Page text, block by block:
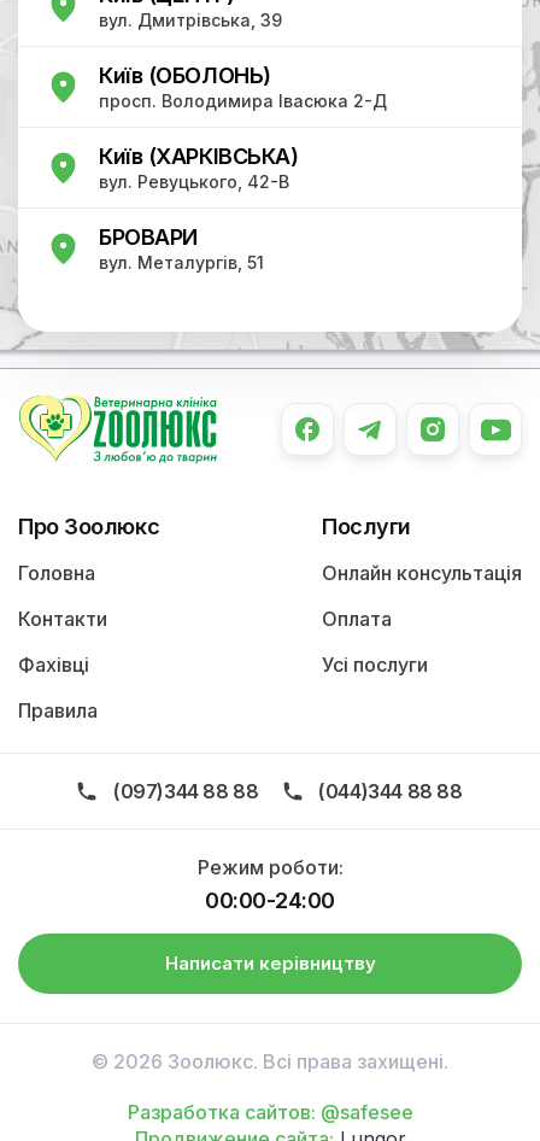
вул. Дмитрівська, 39
Київ (ОБОЛОНЬ)
просп. Володимира Івасюка 2-Д
Київ (ХАРКІВСЬКА)
вул. Ревуцького, 42-В
БРОВАРИ
вул. Металургів, 51
Про Зоолюкс
Головна
Контакти
Фахівці
Правила
Послуги
Онлайн консультація
Оплата
Усі послуги
(097)344 88 88 (044)344 88 88
Режим роботи:
00:00-24:00
Написати керівництву
© 2026 Зоолюкс. Всі права захищені.
Разработка сайтов: @safesee